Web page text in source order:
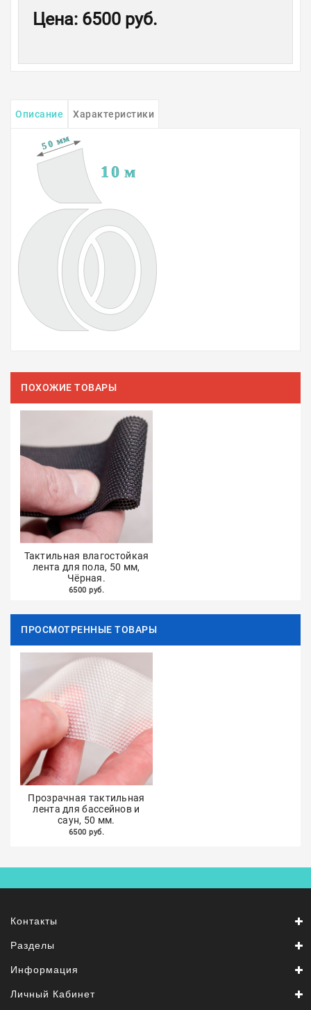
Цена: 6500 руб.
Описание Характеристики
ПОХОЖИЕ ТОВАРЫ
Тактильная влагостойкая
лента для пола, 50 мм,
Чёрная.
6500 руб.
ПРОСМОТРЕННЫЕ ТОВАРЫ
Прозрачная тактильная
лента для бассейнов и
саун, 50 мм.
6500 руб.
Контакты
Разделы
Информация
Личный Кабинет